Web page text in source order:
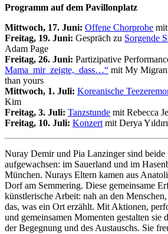
Programm auf dem Pavillonplatz
Mittwoch, 17. Juni: Offene Chorprobe
Freitag, 19. Juni: Gespräch zu Sorgende
Adam Page
Freitag, 26. Juni: Partizipative
Mama ­ mir ­ zeigte, ­ dass…“ mit My
than yours
Mittwoch, 1. Juli: Koreanische
Kim
Freitag, 3. Juli: Tanzstunde mit Rebecca
Freitag, 10. Juli: Konzert mit Derya
Nuray Demir und Pia Lanzinger sind
aufgewachsen: im Sauerland und im
München. Nurays Eltern kamen aus
Dorf am Semmering. Diese gemeinsame
künstlerische Arbeit: nah an den
das, was ein Ort erzählt. Mit Aktionen,
und gemeinsamen Momenten gestalten sie
der Begegnung und des Austauschs. Sie